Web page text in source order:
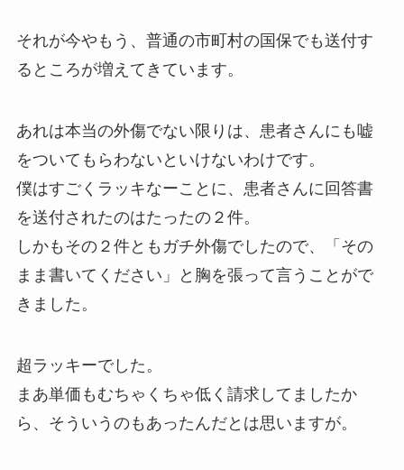
それが今やもう、普通の市町村の国保でも送付す
るところが増えてきています。
あれは本当の外傷でない限りは、患者さんにも嘘
をついてもらわないといけないわけです。
僕はすごくラッキなーことに、患者さんに回答書
を送付されたのはたったの２件。
しかもその２件ともガチ外傷でしたので、「その
まま書いてください」と胸を張って言うことがで
きました。
超ラッキーでした。
まあ単価もむちゃくちゃ低く請求してましたか
ら、そういうのもあったんだとは思いますが。